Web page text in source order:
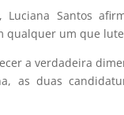
Luciana Santos
qualquer um que
a verdadeira
as duas